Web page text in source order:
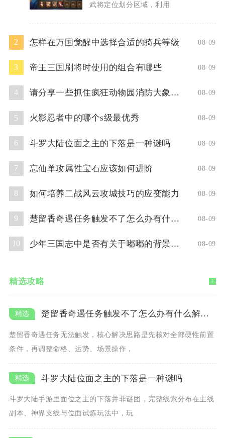
武将定位划分区域，利用
2 怎样在万国觉醒中选择合适的骑兵等级 08-09
3 帝王三国刷将时使用的组合有哪些 08-09
4 请分享一些抓住疯狂动物园消防大象的技巧 08-09
5 火影忍者中的哪个s级最优秀 08-09
6 斗罗大陆位面之主的下落是一种谜吗 08-09
7 忘仙单攻属性宝石应该如何进阶 08-09
8 如何培养二战风云攻城技巧的应变能力 08-09
9 楚留香奇遇任务触发不了怎么办有什么解决方法 08-09
10 少年三国志中是否有关于嘟嘟的背景故事 08-09
精选攻略 +
楚留香奇遇任务触发不了怎么办有什么解决方法
楚留香奇遇任务无法触发，核心解决思路是先核对全部硬性前置
条件，再调整命格、运势、场景操作，
斗罗大陆位面之主的下落是一种谜吗
斗罗大陆手游里面位之主的下落并非谜团，完整线索分布在主线
副本、神界支线与位面试炼玩法中，玩